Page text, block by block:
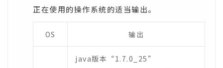
正在使用的操作系统的适当输出。
OS 输出
java版本“1.7.0_25”